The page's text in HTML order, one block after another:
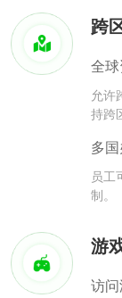
跨
全
允许
持跨
多
员工
制。
游
访